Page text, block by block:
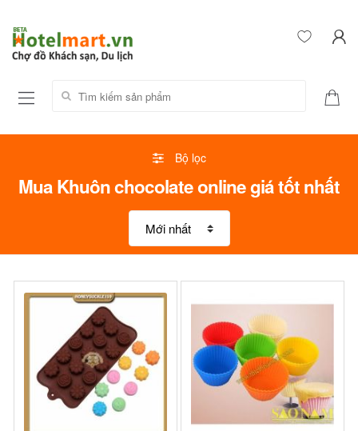
Tìm kiếm sản phẩm:
Bộ lọc
Mua Khuôn chocolate online giá tốt nhất